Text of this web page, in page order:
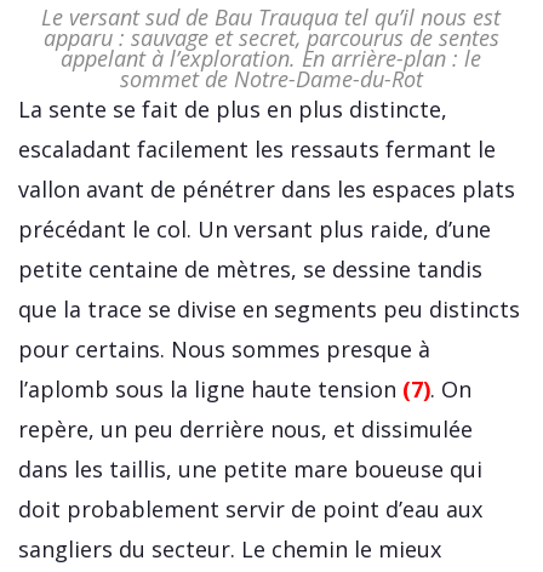
Le versant sud de Bau Trauqua tel qu’il nous est
apparu : sauvage et secret, parcourus de sentes
appelant à l’exploration. En arrière-plan : le
sommet de Notre-Dame-du-Rot
La sente se fait de plus en plus distincte,
escaladant facilement les ressauts fermant le
vallon avant de pénétrer dans les espaces plats
précédant le col. Un versant plus raide, d’une
petite centaine de mètres, se dessine tandis
que la trace se divise en segments peu distincts
pour certains. Nous sommes presque à
l’aplomb sous la ligne haute tension (7). On
repère, un peu derrière nous, et dissimulée
dans les taillis, une petite mare boueuse qui
doit probablement servir de point d’eau aux
sangliers du secteur. Le chemin le mieux